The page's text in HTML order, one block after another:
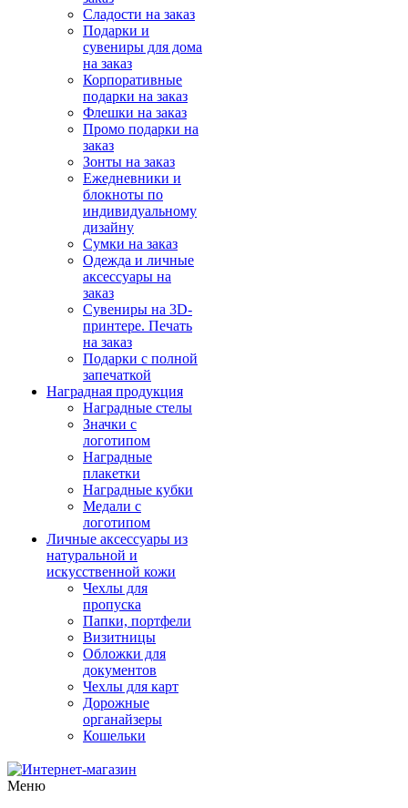
Сладости на заказ
Подарки и
сувениры для дома
на заказ
Корпоративные
подарки на заказ
Флешки на заказ
Промо подарки на
заказ
Зонты на заказ
Ежедневники и
блокноты по
индивидуальному
дизайну
Сумки на заказ
Одежда и личные
аксессуары на
заказ
Сувениры на 3D-
принтере. Печать
на заказ
Подарки с полной
запечаткой
Наградная продукция
Наградные стелы
Значки с
логотипом
Наградные
плакетки
Наградные кубки
Медали с
логотипом
Личные аксессуары из
натуральной и
искусственной кожи
Чехлы для
пропуска
Папки, портфели
Визитницы
Обложки для
документов
Чехлы для карт
Дорожные
органайзеры
Кошельки
Меню